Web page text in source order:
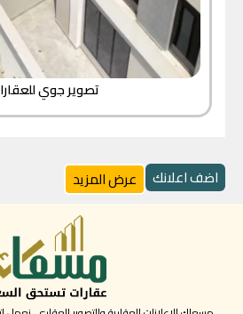
تصوير جوي
اضف اعلانك عرض المزيد